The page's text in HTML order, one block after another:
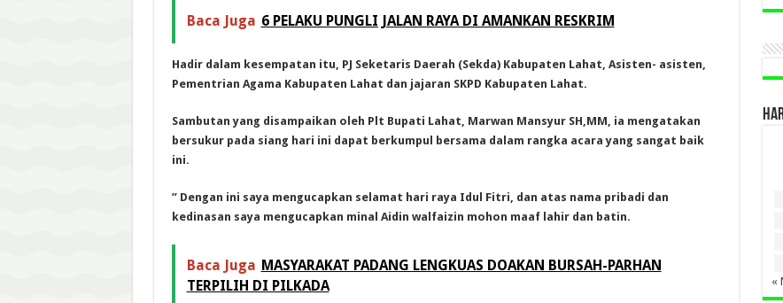
Baca Juga 6 PELAKU PUNGLI JALAN RAYA DI AMANKAN RESKRIM
Hadir dalam kesempatan itu, PJ Seketaris Daerah (Sekda) Kabupaten Lahat, Asisten- asisten,
Pementrian Agama Kabupaten Lahat dan jajaran SKPD Kabupaten Lahat.
Sambutan yang disampaikan oleh Plt Bupati Lahat, Marwan Mansyur SH,MM, ia mengatakan
bersukur pada siang hari ini dapat berkumpul bersama dalam rangka acara yang sangat baik
ini.
” Dengan ini saya mengucapkan selamat hari raya Idul Fitri, dan atas nama pribadi dan
kedinasan saya mengucapkan minal Aidin walfaizin mohon maaf lahir dan batin.
Baca Juga MASYARAKAT PADANG LENGKUAS DOAKAN BURSAH-PARHAN
TERPILIH DI PILKADA
DI
«